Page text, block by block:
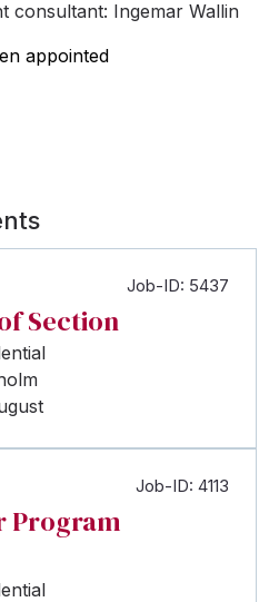
consultant: Ingemar Wallin
appointed
Job-ID: 5437
Section
Job-ID: 4113
Program